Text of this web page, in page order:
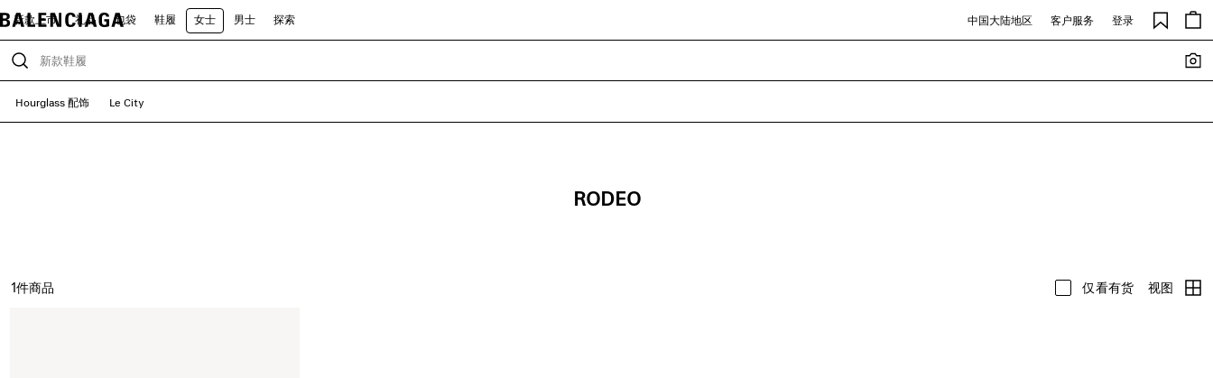
新款上市 礼品 包袋 鞋履 女士 男士 探索 中国大陆地区 客户服务 登录
Hourglass 配饰 Le City
RODEO
1件商品 仅看有货 视图